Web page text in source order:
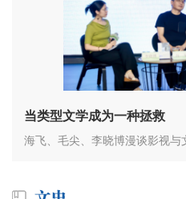
当类型文学成为一种拯救
海飞、毛尖、李晓博漫谈影视与